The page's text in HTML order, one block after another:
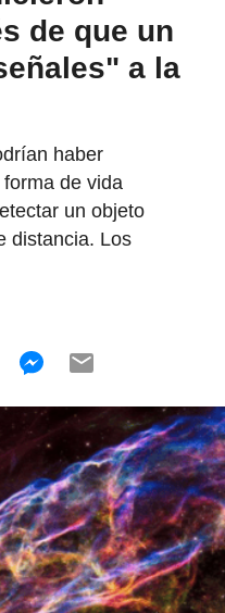
de que un
a la
haber
de vida
un objeto
distancia. Los